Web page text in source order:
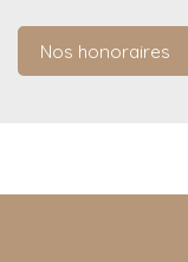
Nos honoraires